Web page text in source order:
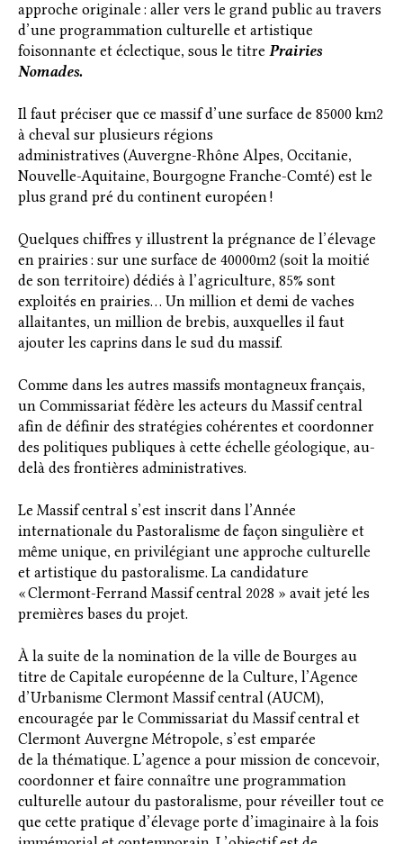
approche originale : aller vers le grand public au travers
d’une programmation culturelle et artistique
foisonnante et éclectique, sous le titre Prairies
Nomades.
Il faut préciser que ce massif d’une surface de 85000 km2
à cheval sur plusieurs régions
administratives (Auvergne-Rhône Alpes, Occitanie,
Nouvelle-Aquitaine, Bourgogne Franche-Comté) est le
plus grand pré du continent européen !
Quelques chiffres y illustrent la prégnance de l’élevage
en prairies : sur une surface de 40000m2 (soit la moitié
de son territoire) dédiés à l’agriculture, 85% sont
exploités en prairies… Un million et demi de vaches
allaitantes, un million de brebis, auxquelles il faut
ajouter les caprins dans le sud du massif.
Comme dans les autres massifs montagneux français,
un Commissariat fédère les acteurs du Massif central
afin de définir des stratégies cohérentes et coordonner
des politiques publiques à cette échelle géologique, au-
delà des frontières administratives.
Le Massif central s’est inscrit dans l’Année
internationale du Pastoralisme de façon singulière et
même unique, en privilégiant une approche culturelle
et artistique du pastoralisme. La candidature
« Clermont-Ferrand Massif central 2028 » avait jeté les
premières bases du projet.
À la suite de la nomination de la ville de Bourges au
titre de Capitale européenne de la Culture, l’Agence
d’Urbanisme Clermont Massif central (AUCM),
encouragée par le Commissariat du Massif central et
Clermont Auvergne Métropole, s’est emparée
de la thématique. L’agence a pour mission de concevoir,
coordonner et faire connaître une programmation
culturelle autour du pastoralisme, pour réveiller tout ce
que cette pratique d’élevage porte d’imaginaire à la fois